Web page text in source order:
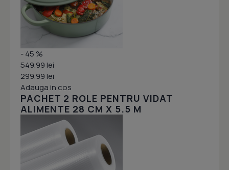
- 45 %
549.99 lei
299.99 lei
Adauga in cos
PACHET 2 ROLE PENTRU VIDAT
ALIMENTE 28 CM X 5.5 M